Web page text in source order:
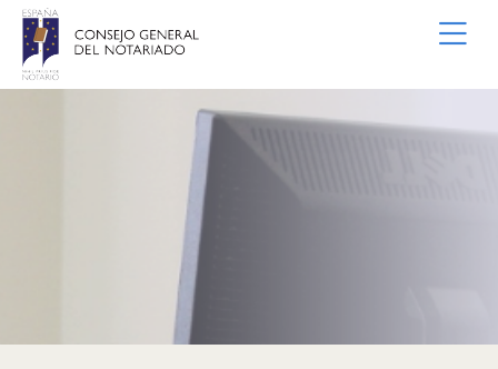
Saltar al contenido principal